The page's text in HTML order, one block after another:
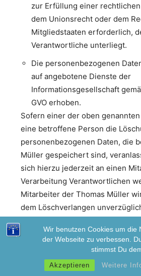
Wir benutzen Cookies um die
der Webseite zu verbessen.
stimmst Du
Akzeptieren Weitere
zur Erfüllung einer
dem Unionsrecht oder dem
Mitgliedstaaten erforderlich,
Verantwortliche unterliegt.
Die personenbezogenen
auf angebotene Dienste der
Informationsgesellschaft
GVO erhoben.
Sofern einer der oben
eine betroffene Person die
personenbezogenen Daten, die
Müller gespeichert sind,
sich hierzu jederzeit an einen
Verarbeitung Verantwortlichen
Mitarbeiter der Thomas Müller
dem Löschverlangen
Wurden die personenbezogenen
Thomas Müller öffentlich
Unternehmen als